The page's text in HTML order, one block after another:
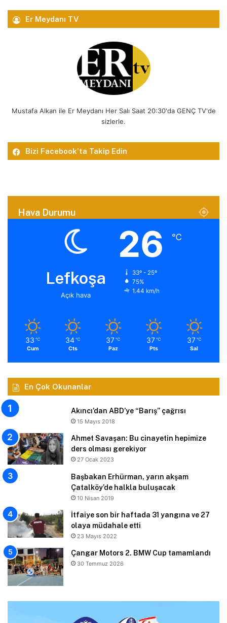
Er Meydanı TV
Mustafa Alkan ile Er Meydanı Her Salı Saat 20:30'da GENÇ TV'de
sizlerle.
Bizi Facebook’ta Takip Edin
Hava Durumu
Lefkoşa
Açık hava
26 ℃
33º - 25º
75%
1.44 km/h
33 ℃
Cum
34 ℃
Cts
37 ℃
Paz
37 ℃
Pts
37 ℃
Sal
En Çok Okunanlar
Akıncı’dan ABD’ye “Barış” çağrısı
15 Mayıs 2018
Ahmet Savaşan: Bu cinayetin hepimize
ders olması gerekiyor
27 Ocak 2023
Başbakan Erhürman, yarın akşam
Çatalköy’de halkla buluşacak
10 Nisan 2019
İtfaiye son bir haftada 31 yangına ve 27
olaya müdahale etti
23 Mayıs 2022
Çangar Motors 2. BMW Cup tamamlandı
30 Temmuz 2026